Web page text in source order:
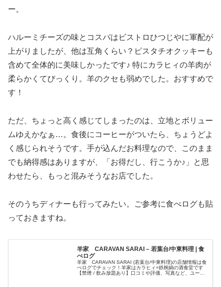
ー。
ハルーミチーズの味とコスパはビストロひつじやに軍配が
上がりましたが、他は互角くらい？ピスタチオクッキーも
含めて全体的に美味しかったです♪ 特にカラヒィの羊肉が
柔らかくてびっくり。羊のクセも弱めでした。おすすめで
す！
ただ、ちょっと高く感じてしまったのは、立地とボリュー
ムゆえかなぁ…。食後にコーヒーがついたら、ちょうどよ
く感じられそうです。手が込んだお料理なので、このまま
でも納得感はありますが、「お得だし、行こうか♪」と思
わせたら、もっと混みそうなお店でした。
そのうちディナーも行ってみたい。ご参考に食べログも貼
っておきますね。
羊家 CARAVAN SARAI – 若葉台/中東料理 | 食
べログ
羊家 CARAVAN SARAI (若葉台/中東料理)の店舗情報は食
べログでチェック！羊家はカラヒィ=鉄椀鍋の酒食堂です
【禁煙 / 飲み放題あり】口コミや評価、写真など、ユーザ